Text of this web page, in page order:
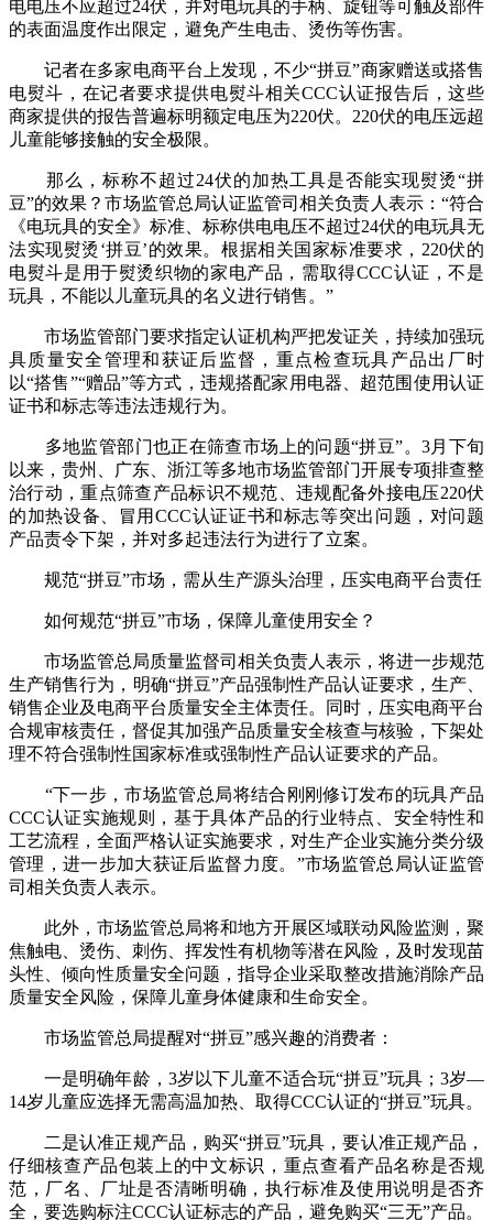
电电压不应超过24伏，并对电玩具的手柄、旋钮等可触及部件
的表面温度作出限定，避免产生电击、烫伤等伤害。
记者在多家电商平台上发现，不少“拼豆”商家赠送或搭售
电熨斗，在记者要求提供电熨斗相关CCC认证报告后，这些
商家提供的报告普遍标明额定电压为220伏。220伏的电压远超
儿童能够接触的安全极限。
那么，标称不超过24伏的加热工具是否能实现熨烫“拼
豆”的效果？市场监管总局认证监管司相关负责人表示：“符合
《电玩具的安全》标准、标称供电电压不超过24伏的电玩具无
法实现熨烫‘拼豆’的效果。根据相关国家标准要求，220伏的
电熨斗是用于熨烫织物的家电产品，需取得CCC认证，不是
玩具，不能以儿童玩具的名义进行销售。”
市场监管部门要求指定认证机构严把发证关，持续加强玩
具质量安全管理和获证后监督，重点检查玩具产品出厂时
以“搭售”“赠品”等方式，违规搭配家用电器、超范围使用认证
证书和标志等违法违规行为。
多地监管部门也正在筛查市场上的问题“拼豆”。3月下旬
以来，贵州、广东、浙江等多地市场监管部门开展专项排查整
治行动，重点筛查产品标识不规范、违规配备外接电压220伏
的加热设备、冒用CCC认证证书和标志等突出问题，对问题
产品责令下架，并对多起违法行为进行了立案。
规范“拼豆”市场，需从生产源头治理，压实电商平台责任
如何规范“拼豆”市场，保障儿童使用安全？
市场监管总局质量监督司相关负责人表示，将进一步规范
生产销售行为，明确“拼豆”产品强制性产品认证要求，生产、
销售企业及电商平台质量安全主体责任。同时，压实电商平台
合规审核责任，督促其加强产品质量安全核查与核验，下架处
理不符合强制性国家标准或强制性产品认证要求的产品。
“下一步，市场监管总局将结合刚刚修订发布的玩具产品
CCC认证实施规则，基于具体产品的行业特点、安全特性和
工艺流程，全面严格认证实施要求，对生产企业实施分类分级
管理，进一步加大获证后监督力度。”市场监管总局认证监管
司相关负责人表示。
此外，市场监管总局将和地方开展区域联动风险监测，聚
焦触电、烫伤、刺伤、挥发性有机物等潜在风险，及时发现苗
头性、倾向性质量安全问题，指导企业采取整改措施消除产品
质量安全风险，保障儿童身体健康和生命安全。
市场监管总局提醒对“拼豆”感兴趣的消费者：
一是明确年龄，3岁以下儿童不适合玩“拼豆”玩具；3岁—
14岁儿童应选择无需高温加热、取得CCC认证的“拼豆”玩具。
二是认准正规产品，购买“拼豆”玩具，要认准正规产品，
仔细核查产品包装上的中文标识，重点查看产品名称是否规
范，厂名、厂址是否清晰明确，执行标准及使用说明是否齐
全，要选购标注CCC认证标志的产品，避免购买“三无”产品。